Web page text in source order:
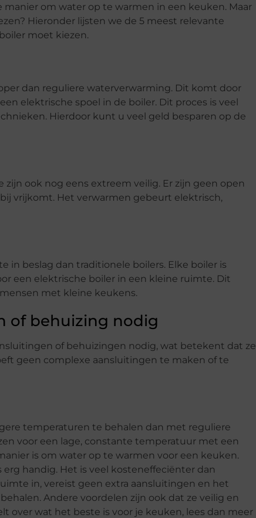
om water op te warmen in een keuken. Maar
Hieronder lijsten we de 5 meest relevante
moet kiezen.
dan reguliere waterverwarming. Dit komt door
elektrische spoel in de boiler. Dit proces is veel
Hierdoor kunt u veel geld besparen op de
zijn ook nog eens extreem veilig. Er zijn geen open
vrijkomt. Het verwarmen gebeurt elektrisch,
in beslag dan traditionele boilers. Elke boiler is
een elektrische boiler in een kleine ruimte. Dit
met kleine keukens.
of behuizing nodig
of behuizingen nodig, wat betekent dat ze
geen complexe aansluitingen te maken of te
temperaturen te behalen dan met reguliere
voor een lage, constante temperatuur met een
is om water op te warmen voor een keuken.
handig. Het is veel kosteneffeciënter dan
in, vereist geen extra aansluitingen en het
Andere voordelen zijn ook dat ze veilig en
over wat het beste is voor je keuken, lees dan meer